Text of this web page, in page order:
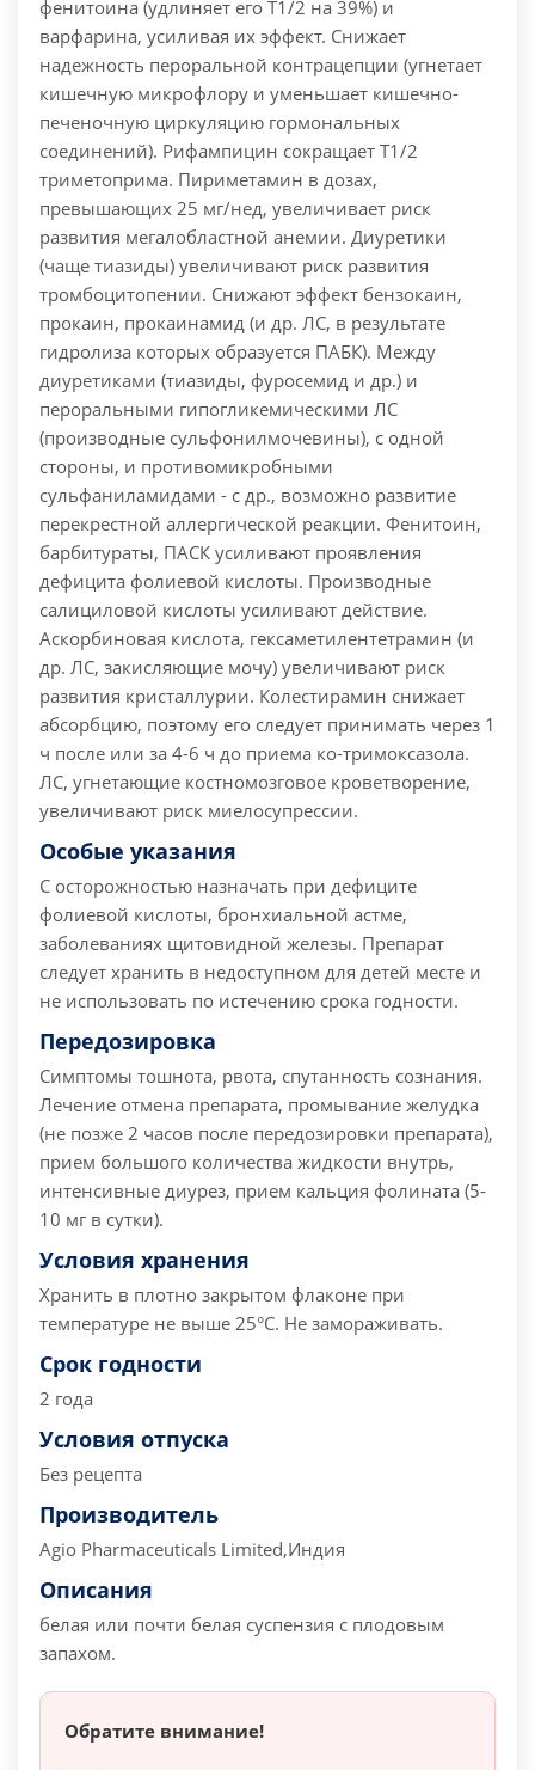
фенитоина (удлиняет его T1/2 на 39%) и
варфарина, усиливая их эффект. Снижает
надежность пероральной контрацепции (угнетает
кишечную микрофлору и уменьшает кишечно-
печеночную циркуляцию гормональных
соединений). Рифампицин сокращает T1/2
триметоприма. Пириметамин в дозах,
превышающих 25 мг/нед, увеличивает риск
развития мегалобластной анемии. Диуретики
(чаще тиазиды) увеличивают риск развития
тромбоцитопении. Снижают эффект бензокаин,
прокаин, прокаинамид (и др. ЛС, в результате
гидролиза которых образуется ПАБК). Между
диуретиками (тиазиды, фуросемид и др.) и
пероральными гипогликемическими ЛС
(производные сульфонилмочевины), с одной
стороны, и противомикробными
сульфаниламидами - с др., возможно развитие
перекрестной аллергической реакции. Фенитоин,
барбитураты, ПАСК усиливают проявления
дефицита фолиевой кислоты. Производные
салициловой кислоты усиливают действие.
Аскорбиновая кислота, гексаметилентетрамин (и
др. ЛС, закисляющие мочу) увеличивают риск
развития кристаллурии. Колестирамин снижает
абсорбцию, поэтому его следует принимать через 1
ч после или за 4-6 ч до приема ко-тримоксазола.
ЛС, угнетающие костномозговое кроветворение,
увеличивают риск миелосупрессии.
Особые указания
C осторожностью назначать при дефиците
фолиевой кислоты, бронхиальной астме,
заболеваниях щитовидной железы. Препарат
следует хранить в недоступном для детей месте и
не использовать по истечению срока годности.
Передозировка
Симптомы тошнота, рвота, спутанность сознания.
Лечение отмена препарата, промывание желудка
(не позже 2 часов после передозировки препарата),
прием большого количества жидкости внутрь,
интенсивные диурез, прием кальция фолината (5-
10 мг в сутки).
Условия хранения
Хранить в плотно закрытом флаконе при
температуре не выше 25°С. Не замораживать.
Срок годности
2 года
Условия отпуска
Без рецепта
Производитель
Agio Pharmaceuticals Limited,Индия
Описания
белая или почти белая суспензия с плодовым
запахом.
Обратите внимание!